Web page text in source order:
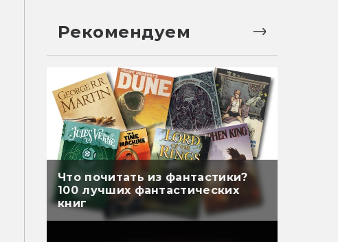
Рекомендуем
Что почитать из фантастики?
100 лучших фантастических
книг